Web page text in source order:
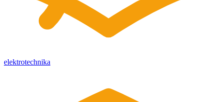
elektrotechnika